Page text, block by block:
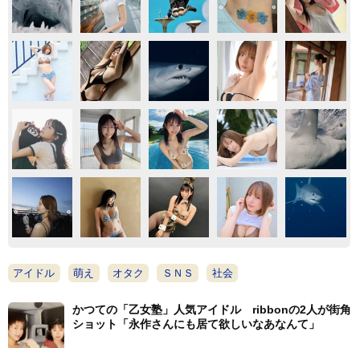
アイドル 萌え オタク ＳＮＳ 社会
かつての「乙女塾」人気アイドル ribbonの2人が街角
ショット「永作さんにも居て欲しいなあなんて」